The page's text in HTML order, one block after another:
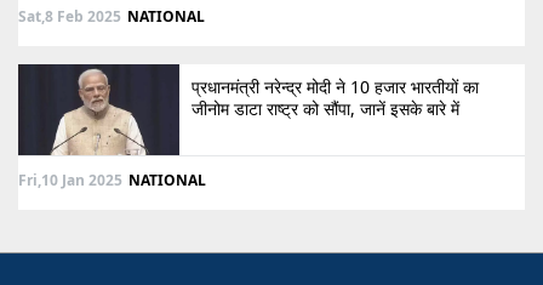
Sat,8 Feb 2025 NATIONAL
प्रधानमंत्री नरेन्द्र मोदी ने 10 हजार भारतीयों का
जीनोम डाटा राष्ट्र को सौंपा, जानें इसके बारे में
Fri,10 Jan 2025 NATIONAL